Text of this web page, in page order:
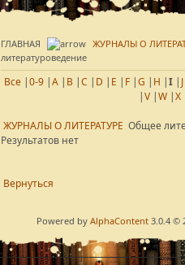
ГЛАВНАЯ
ЖУРНАЛЫ О
литературоведение
Все|0-9|A| B |C | D | E | F|G | H |I| J
|V |W |X
ЖУРНАЛЫ О ЛИТЕРАТУРЕ Общее
Результатов нет
Вернуться
Powered byAlphaContent 3.0.4 ©